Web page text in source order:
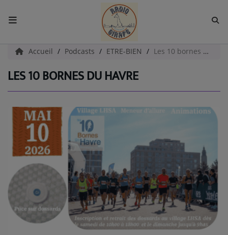
ACCUEIL
Radio
EQUIPES
EVÈNEMENTS
Podcast
UN HAVRE DE CULTURE
PAROLES D'ENTREPRENEURS
Accueil Podcasts ETRE-BIEN Les 10 bornes du Havre
LES 10 BORNES DU HAVRE